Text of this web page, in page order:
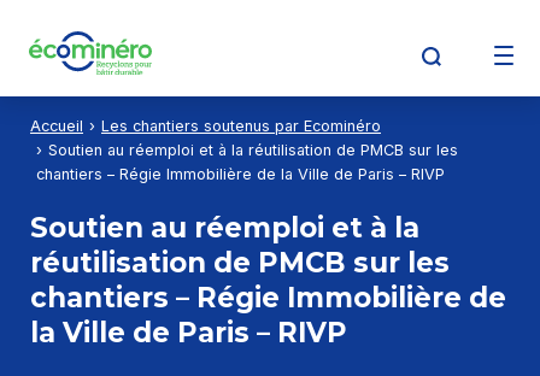
Découvrir Écominéro
Producteurs
Opérateurs de déchets
Accueil
Les chantiers soutenus par Ecominéro
Soutien au réemploi et à la réutilisation de PMCB sur les
chantiers – Régie Immobilière de la Ville de Paris – RIVP
Soutien au réemploi et à la
réutilisation de PMCB sur les
chantiers – Régie Immobilière de
la Ville de Paris – RIVP